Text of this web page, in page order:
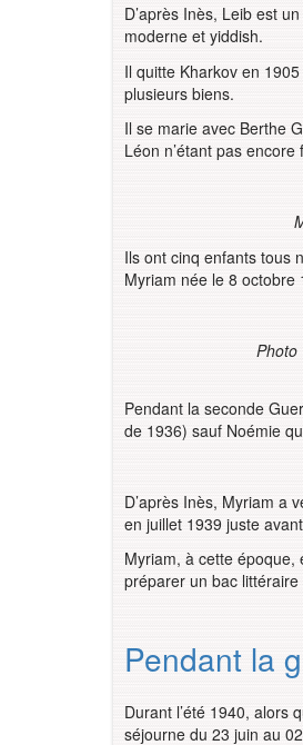
D’après Inès, Leib est
moderne et yiddish.
Il quitte Kharkov en
plusieurs biens.
Il se marie avec Berthe
Léon n’étant pas
Ils ont cinq enfants tous
Myriam née le 8
Photo
Pendant la seconde
de 1936) sauf Noémie
D’après Inès, Myriam a
en juillet 1939 juste
Myriam, à cette
préparer un bac
Pendant la
Durant l’été 1940, alors
séjourne du 23 juin au